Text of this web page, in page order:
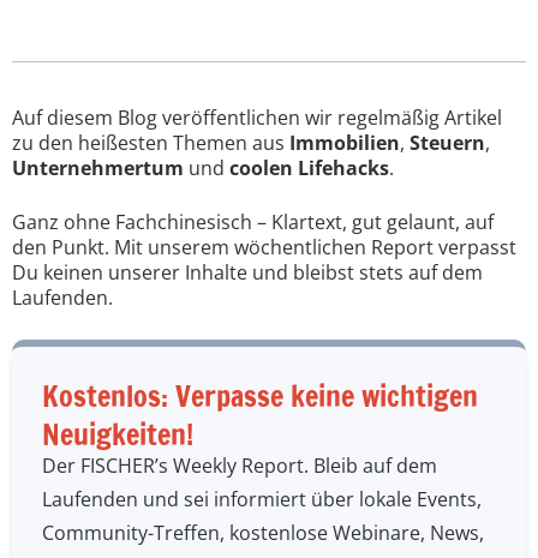
Auf diesem Blog veröffentlichen wir regelmäßig Artikel
zu den heißesten Themen aus Immobilien, Steuern,
Unternehmertum und coolen Lifehacks.
Ganz ohne Fachchinesisch – Klartext, gut gelaunt, auf
den Punkt. Mit unserem wöchentlichen Report verpasst
Du keinen unserer Inhalte und bleibst stets auf dem
Laufenden.
Kostenlos: Verpasse keine wichtigen
Neuigkeiten!
Der FISCHER’s Weekly Report. Bleib auf dem
Laufenden und sei informiert über lokale Events,
Community-Treffen, kostenlose Webinare, News,